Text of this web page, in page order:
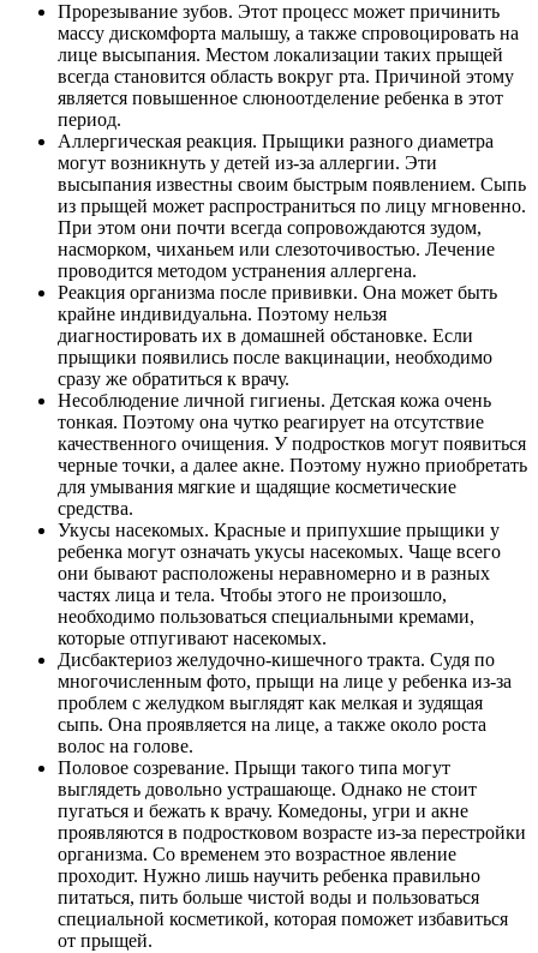
Прорезывание зубов. Этот процесс может причинить
массу дискомфорта малышу, а также спровоцировать на
лице высыпания. Местом локализации таких прыщей
всегда становится область вокруг рта. Причиной этому
является повышенное слюноотделение ребенка в этот
период.
Аллергическая реакция. Прыщики разного диаметра
могут возникнуть у детей из-за аллергии. Эти
высыпания известны своим быстрым появлением. Сыпь
из прыщей может распространиться по лицу мгновенно.
При этом они почти всегда сопровождаются зудом,
насморком, чиханьем или слезоточивостью. Лечение
проводится методом устранения аллергена.
Реакция организма после прививки. Она может быть
крайне индивидуальна. Поэтому нельзя
диагностировать их в домашней обстановке. Если
прыщики появились после вакцинации, необходимо
сразу же обратиться к врачу.
Несоблюдение личной гигиены. Детская кожа очень
тонкая. Поэтому она чутко реагирует на отсутствие
качественного очищения. У подростков могут появиться
черные точки, а далее акне. Поэтому нужно приобретать
для умывания мягкие и щадящие косметические
средства.
Укусы насекомых. Красные и припухшие прыщики у
ребенка могут означать укусы насекомых. Чаще всего
они бывают расположены неравномерно и в разных
частях лица и тела. Чтобы этого не произошло,
необходимо пользоваться специальными кремами,
которые отпугивают насекомых.
Дисбактериоз желудочно-кишечного тракта. Судя по
многочисленным фото, прыщи на лице у ребенка из-за
проблем с желудком выглядят как мелкая и зудящая
сыпь. Она проявляется на лице, а также около роста
волос на голове.
Половое созревание. Прыщи такого типа могут
выглядеть довольно устрашающе. Однако не стоит
пугаться и бежать к врачу. Комедоны, угри и акне
проявляются в подростковом возрасте из-за перестройки
организма. Со временем это возрастное явление
проходит. Нужно лишь научить ребенка правильно
питаться, пить больше чистой воды и пользоваться
специальной косметикой, которая поможет избавиться
от прыщей.